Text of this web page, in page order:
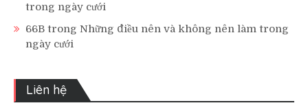
trong ngày cưới
66B trong Những điều nên và không nên làm trong
ngày cưới
Liên hệ